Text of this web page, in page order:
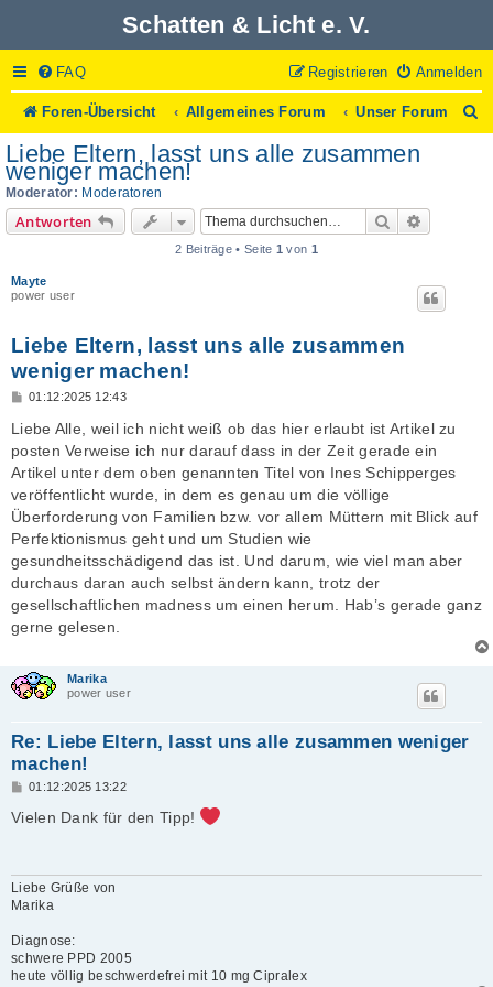
Schatten & Licht e. V.
FAQ Anmelden
Registrieren
Foren-Übersicht Allgemeines Forum Unser Forum
u
Liebe Eltern, lasst uns alle zusammen
weniger machen!
Moderator: Moderatoren
Antworten Suche
2 Beiträge • Seite 1 von 1
Mayte
power user
Liebe Eltern, lasst uns alle zusammen
weniger machen!
B
i
t
r
a
g
01:12:2025 12:43
Liebe Alle, weil ich nicht weiß ob das hier erlaubt ist Artikel zu
posten Verweise ich nur darauf dass in der Zeit gerade ein
Artikel unter dem oben genannten Titel von Ines Schipperges
veröffentlicht wurde, in dem es genau um die völlige
Überforderung von Familien bzw. vor allem Müttern mit Blick auf
Perfektionismus geht und um Studien wie
gesundheitsschädigend das ist. Und darum, wie viel man aber
durchaus daran auch selbst ändern kann, trotz der
gesellschaftlichen madness um einen herum. Hab’s gerade ganz
gerne gelesen.
Marika
power user
Re: Liebe Eltern, lasst uns alle zusammen weniger
machen!
B
i
01:12:2025 13:22
Vielen Dank für den Tipp!
Liebe Grüße von
Marika
Diagnose:
schwere PPD 2005
heute völlig beschwerdefrei mit 10 mg Cipralex